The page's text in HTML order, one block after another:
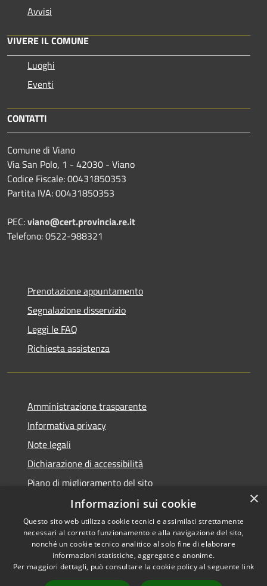
Avvisi
VIVERE IL COMUNE
Luoghi
Eventi
CONTATTI
Comune di Viano
Via San Polo, 1 - 42030 - Viano
Codice Fiscale: 00431850353
Partita IVA: 00431850353
PEC:viano@cert.provincia.re.it
Telefono: 0522-988321
Prenotazione appuntamento
Segnalazione disservizio
Leggi le FAQ
Richiesta assistenza
Amministrazione trasparente
Informativa privacy
Note legali
Dichiarazione di accessibilità
Piano di miglioramento del sito
Accessibilità
Privacy
Copyright © 2026 • Comune di
Viano • Powered by
Municipium•Accesso
×
Informazioni sui cookie
Questo sito web utilizza cookie tecnici e assimilati strettamente
necessari al corretto funzionamento e alla navigazione del sito,
nonché un cookie tecnico analitico al solo fine di elaborare
informazioni statistiche, aggregate e anonime.
Per maggiori dettagli, può consultare la cookie policy al seguente link